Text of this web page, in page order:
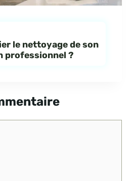
le nettoyage de son
professionnel ?